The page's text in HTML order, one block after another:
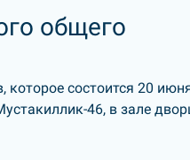
общего
которое состоится 20
46, в зале